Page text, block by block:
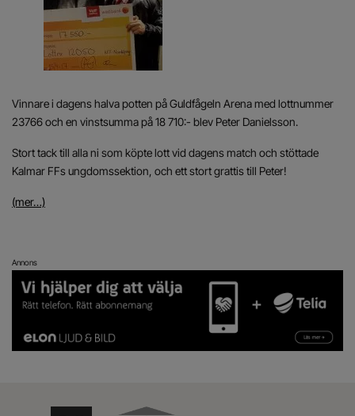
Vinnare i dagens halva potten på Guldfågeln Arena med lottnummer
23766 och en vinstsumma på 18 710:- blev Peter Danielsson.
Stort tack till alla ni som köpte lott vid dagens match och stöttade
Kalmar FFs ungdomssektion, och ett stort grattis till Peter!
(mer…)
Annons